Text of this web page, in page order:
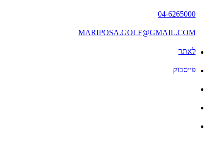
04-6265000
MARIPOSA.GOLF@GMAIL.COM
לאתר
פייסבוק